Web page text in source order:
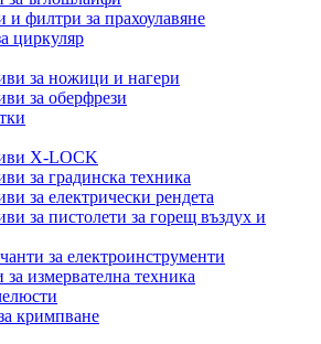
и филтри за прахоулавяне
циркуляр
за ножици и нагери
за оберфрези
X-LOCK
за градинска техника
за електрически рендета
за пистолети за горещ въздух и
за електроинструменти
за измервателна техника
кримпване